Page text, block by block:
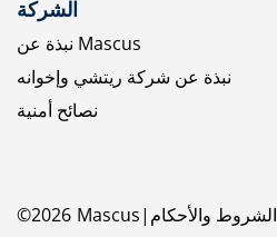
الشركة
نبذة عن Mascus
نبذة عن شركة ريتشي وإخوانه
نصائح أمنية
©2026 Mascus الشروط والأحكام